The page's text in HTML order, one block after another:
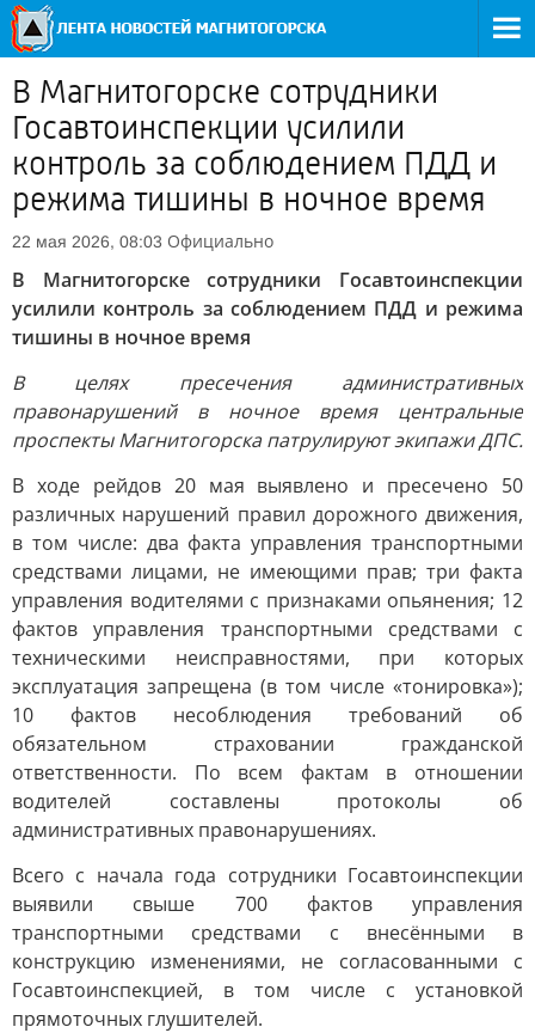
В Магнитогорске сотрудники
Госавтоинспекции усилили
контроль за соблюдением ПДД и
режима тишины в ночное время
22 мая 2026, 08:03 Официально
В Магнитогорске сотрудники Госавтоинспекции
усилили контроль за соблюдением ПДД и режима
тишины в ночное время
В целях пресечения административных
правонарушений в ночное время центральные
проспекты Магнитогорска патрулируют экипажи ДПС.
В ходе рейдов 20 мая выявлено и пресечено 50
различных нарушений правил дорожного движения,
в том числе: два факта управления транспортными
средствами лицами, не имеющими прав; три факта
управления водителями с признаками опьянения; 12
фактов управления транспортными средствами с
техническими неисправностями, при которых
эксплуатация запрещена (в том числе «тонировка»);
10 фактов несоблюдения требований об
обязательном страховании гражданской
ответственности. По всем фактам в отношении
водителей составлены протоколы об
административных правонарушениях.
Всего с начала года сотрудники Госавтоинспекции
выявили свыше 700 фактов управления
транспортными средствами с внесёнными в
конструкцию изменениями, не согласованными с
Госавтоинспекцией, в том числе с установкой
прямоточных глушителей.